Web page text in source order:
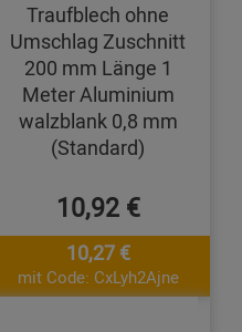
Traufblech ohne
Umschlag Zuschnitt
200 mm Länge 1
Meter Aluminium
walzblank 0,8 mm
(Standard)
10,92 €
10,27 €
mit Code: CxLyh2Ajne